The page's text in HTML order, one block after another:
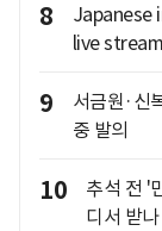
8
Japanese
live stream
9
서금원·신
중 발의
10
추석 전 '
디서 받나